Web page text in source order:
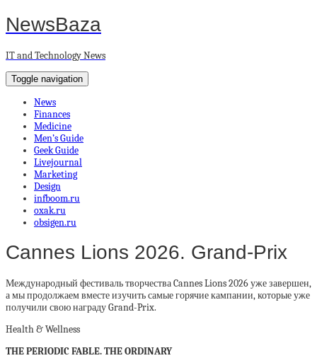
NewsBaza
IT and Technology News
Toggle navigation
News
Finances
Medicine
Men’s Guide
Geek Guide
Livejournal
Marketing
Design
infboom.ru
oxak.ru
obsigen.ru
Cannes Lions 2026. Grand-Prix
Международный фестиваль творчества Cannes Lions 2026 уже завершен,
а мы продолжаем вместе изучить самые горячие кампании, которые уже
получили свою награду Grand-Prix.
Health & Wellness
THE PERIODIC FABLE. THE ORDINARY